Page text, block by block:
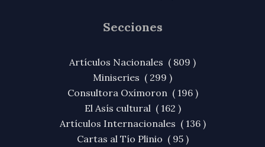
Secciones
Artículos Nacionales ( 809 )
Miniseries ( 299 )
Consultora Oxímoron ( 196 )
El Asís cultural ( 162 )
Artículos Internacionales ( 136 )
Cartas al Tío Plinio ( 95 )